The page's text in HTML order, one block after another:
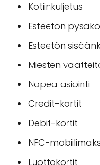
Kotiinkuljetus
Esteetön
Esteetön
Miesten
Nopea asiointi
Credit-kortit
Debit-kortit
NFC-
Luottokortit